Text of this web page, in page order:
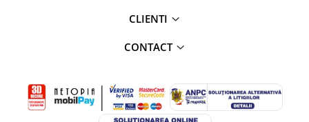
CLIENTI
CONTACT